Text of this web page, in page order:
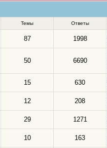
Темы Ответы
87 1998
50 6690
15 630
12 208
29 1271
10 163